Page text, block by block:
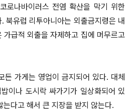
로나바이러스 전염 확산을 막기 위한
북유럽 리투아니아는 외출금지령은 내
가급적 외출을 자제하고 집에 머무르고
든 가게는 영업이 금지되어 있다. 대체
이나 도시락 싸가기가 일상화되어 있
다고 해서 큰 지장을 받지 않는다.